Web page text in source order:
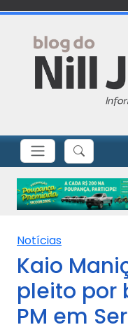
Notícias
Kaio
pleito por
PM em